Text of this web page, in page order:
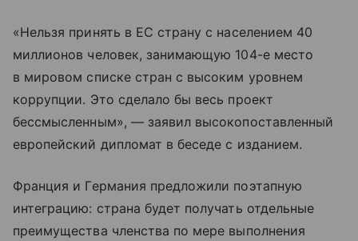
«Нельзя принять в ЕС страну с населением 40
миллионов человек, занимающую 104-е место
в мировом списке стран с высоким уровнем
коррупции. Это сделало бы весь проект
бессмысленным», — заявил высокопоставленный
европейский дипломат в беседе с изданием.
Франция и Германия предложили поэтапную
интеграцию: страна будет получать отдельные
преимущества членства по мере выполнения